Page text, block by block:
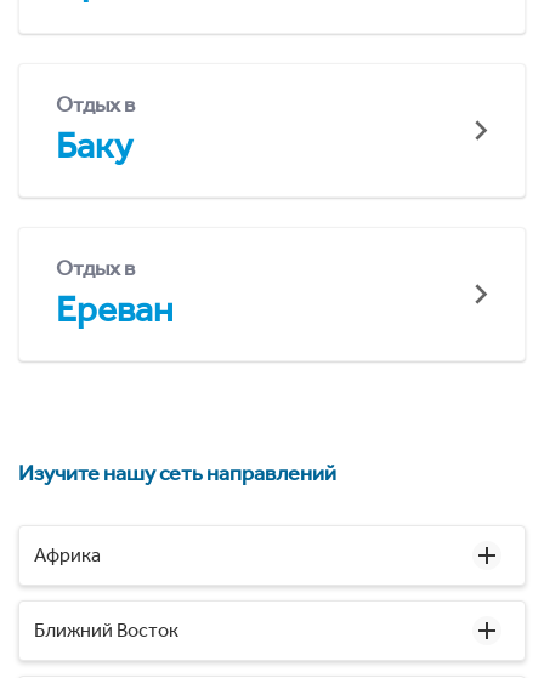
Отдых в
Баку
Отдых в
Ереван
Изучите нашу сеть направлений
Африка
Ближний Восток